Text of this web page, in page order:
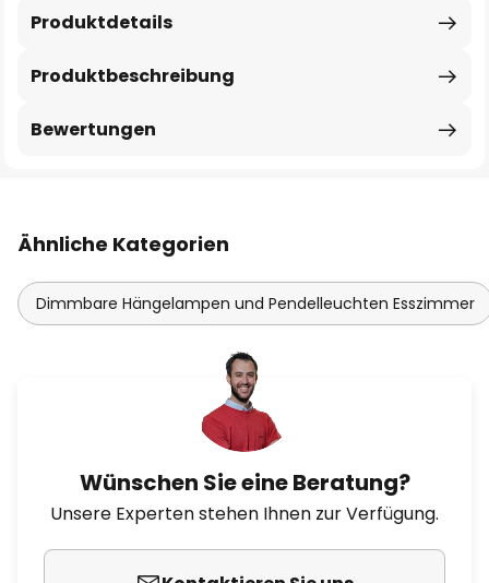
Produktbeschreibung
Produktdetails
Bewertungen
Ähnliche Kategorien
Dimmbare Hängelampen und Pendelleuchten Esszimmer
Wünschen Sie eine Beratung?
Unsere Experten stehen Ihnen zur Verfügung.